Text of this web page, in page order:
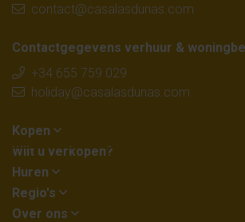
contact@casalasdunas.com
Contactgegevens verhuur &
+34 655 759 029
holiday@casalasdunas.com
Kopen
Wilt u verkopen?
Huren
Regio's
Over ons